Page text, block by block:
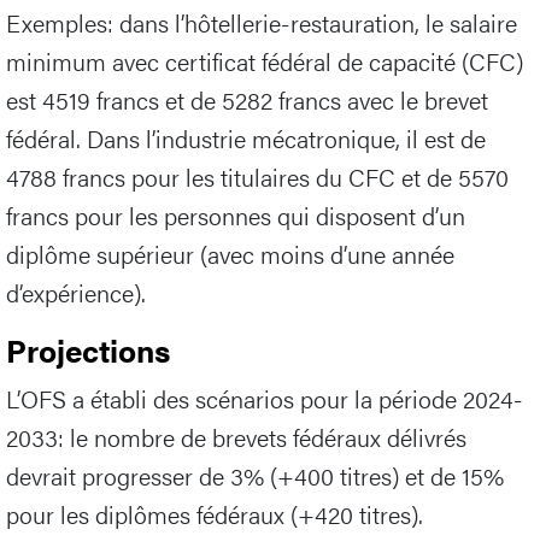
Exemples: dans l’hôtellerie-restauration, le salaire
minimum avec certificat fédéral de capacité (CFC)
est 4519 francs et de 5282 francs avec le brevet
fédéral. Dans l’industrie mécatronique, il est de
4788 francs pour les titulaires du CFC et de 5570
francs pour les personnes qui disposent d’un
diplôme supérieur (avec moins d’une année
d’expérience).
Projections
L’OFS a établi des scénarios pour la période 2024-
2033: le nombre de brevets fédéraux délivrés
devrait progresser de 3% (+400 titres) et de 15%
pour les diplômes fédéraux (+420 titres).